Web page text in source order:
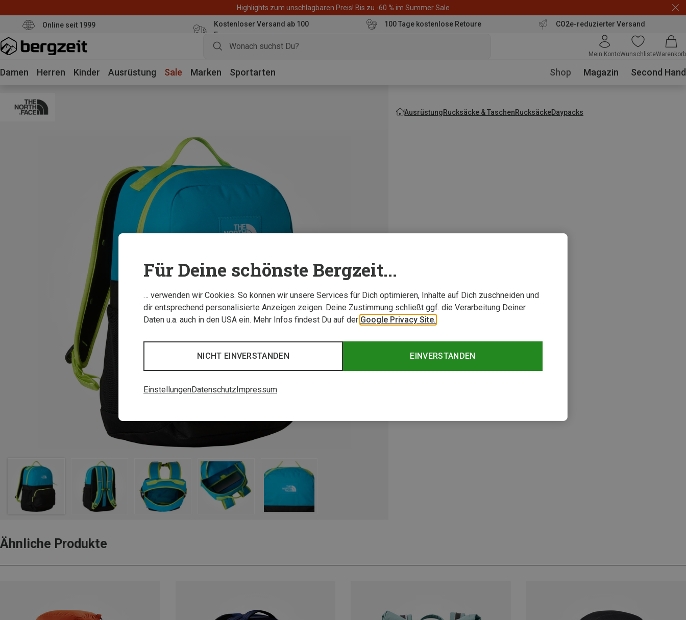
Highlights zum unschlagbaren Preis! Bis zu -60 % im Summer Sale
Online seit 1999
Kostenloser Versand ab 100
Euro
100 Tage kostenlose Retoure CO2e-reduzierter Versand
Mein KontoWunschlisteWarenkorb
Damen Herren Kinder Ausrüstung Sale Marken Sportarten Shop Magazin Second Hand
AusrüstungRucksäcke & TaschenRucksäckeDaypacks
Ähnliche Produkte
Für Deine schönste Bergzeit...
… verwenden wir Cookies. So können wir unsere Services für Dich optimieren, Inhalte auf Dich zuschneiden und
dir entsprechend personalisierte Anzeigen zeigen. Deine Zustimmung schließt ggf. die Verarbeitung Deiner
Daten u.a. auch in den USA ein. Mehr Infos findest Du auf der Google Privacy Site.
EINVERSTANDEN
NICHT EINVERSTANDEN
EinstellungenDatenschutz Impressum